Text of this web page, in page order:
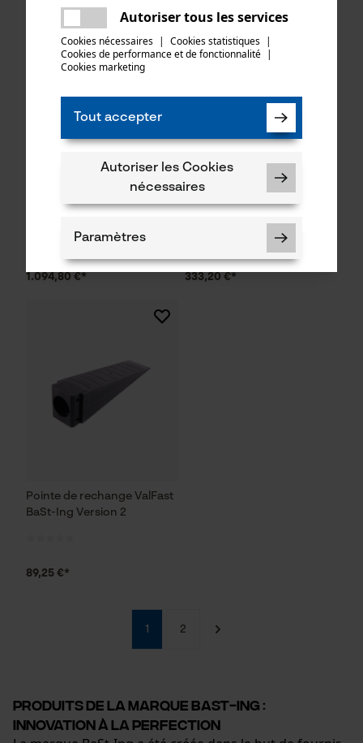
1.094,80 €* 333,20 €*
Pointe de rechange ValFast
BaSt-Ing Version 2
89,25 €*
1 2
Produits de la marque BaSt-Ing :
Innovation à la perfection
Autoriser tous les services
Cookies nécessaires | Cookies statistiques |
Cookies de performance et de fonctionnalité |
Cookies marketing
Tout accepter
Autoriser les Cookies
nécessaires
Paramètres
pour traitement des données
Mouseflow Web Analytics Tool
Fact-Finder Tracking
Une erreur s'est produite. Veuillez
essayer encore.
partager
mail